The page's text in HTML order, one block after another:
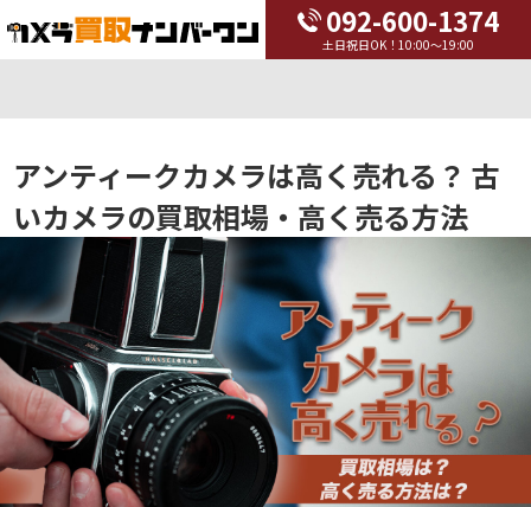
092-600-1374
土日祝日OK！10:00～19:00
アンティークカメラは高く売れる？ 古
いカメラの買取相場・高く売る方法